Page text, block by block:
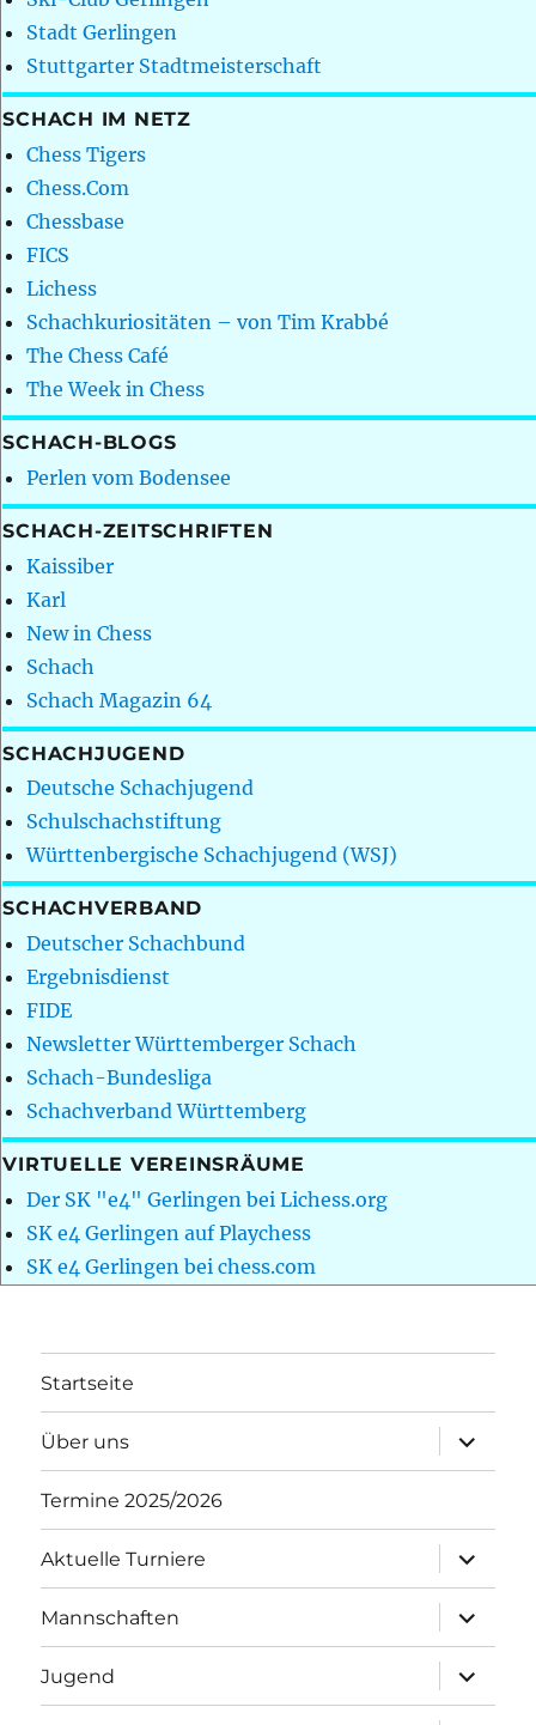
Stadt Gerlingen
Stuttgarter Stadtmeisterschaft
SCHACH IM NETZ
Chess Tigers
Chess.Com
Chessbase
FICS
Lichess
Schachkuriositäten – von Tim Krabbé
The Chess Café
The Week in Chess
SCHACH-BLOGS
Perlen vom Bodensee
SCHACH-ZEITSCHRIFTEN
Kaissiber
Karl
New in Chess
Schach
Schach Magazin 64
SCHACHJUGEND
Deutsche Schachjugend
Schulschachstiftung
Württenbergische Schachjugend (WSJ)
SCHACHVERBAND
Deutscher Schachbund
Ergebnisdienst
FIDE
Newsletter Württemberger Schach
Schach-Bundesliga
Schachverband Württemberg
VIRTUELLE VEREINSRÄUME
Der SK "e4" Gerlingen bei Lichess.org
SK e4 Gerlingen auf Playchess
SK e4 Gerlingen bei chess.com
Startseite
Über uns
öffnen
Termine 2025/2026
Aktuelle Turniere
öffnen
Mannschaften
öffnen
Jugend
öffnen